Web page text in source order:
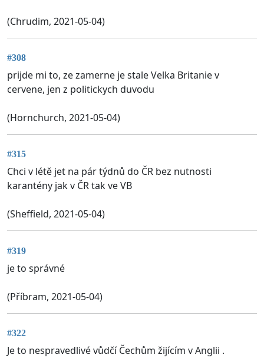
(Chrudim, 2021-05-04)
#308
prijde mi to, ze zamerne je stale Velka Britanie v
cervene, jen z politickych duvodu
(Hornchurch, 2021-05-04)
#315
Chci v létě jet na pár týdnů do ČR bez nutnosti
karantény jak v ČR tak ve VB
(Sheffield, 2021-05-04)
#319
je to správné
(Příbram, 2021-05-04)
#322
Je to nespravedlivé vůdčí Čechům žijícím v Anglii .